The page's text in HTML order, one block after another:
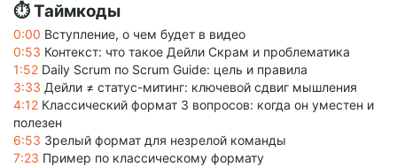
⏱ Таймкоды
0:00 Вступление, о чем будет в видео
0:53 Контекст: что такое Дейли Скрам и проблематика
1:52 Daily Scrum по Scrum Guide: цель и правила
3:33 Дейли ≠ статус-митинг: ключевой сдвиг мышления
4:12 Классический формат 3 вопросов: когда он уместен и
полезен
6:53 Зрелый формат для незрелой команды
7:23 Пример по классическому формату